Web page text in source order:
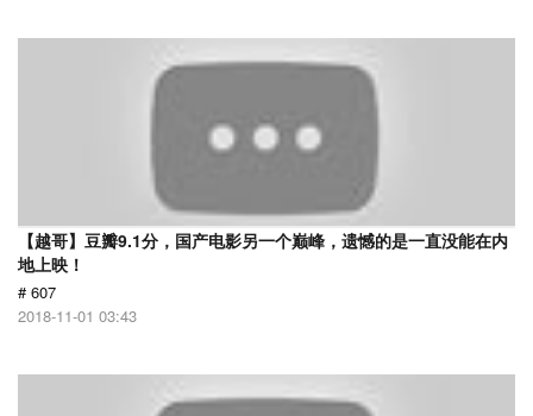
【越哥】豆瓣9.1分，国产电影另一个巅峰，遗憾的是一直没能在内
地上映！
# 607
2018-11-01 03:43